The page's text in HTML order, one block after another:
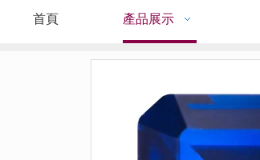
首頁 產品展示